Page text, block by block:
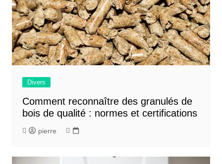
Divers
Comment reconnaître des granulés de
bois de qualité : normes et certifications
pierre